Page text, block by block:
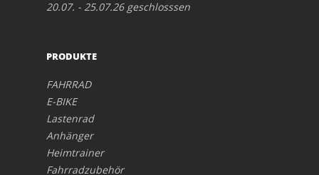
20.07. - 25.07.26 geschlosssen
PRODUKTE
FAHRRAD
E-BIKE
Lastenrad
Anhänger
Heimtrainer
Fahrradzubehör